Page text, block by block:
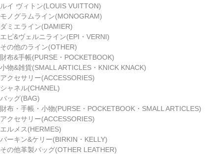
ルイ ヴィトン(LOUIS VUITTON)
モノグラムライン(MONOGRAM)
ダミエライン(DAMIER)
エピ&ヴェルニライン(EPI・VERNI)
その他のライン(OTHER)
財布&手帳(PURSE・POCKETBOOK)
小物&雑貨(SMALL ARTICLES・KNICK KNACK)
アクセサリー(ACCESSORIES)
シャネル(CHANEL)
バッグ(BAG)
財布・手帳・小物(PURSE・POCKETBOOK・SMALL ARTICLES)
アクセサリー(ACCESSORIES)
エルメス(HERMES)
バーキン&ケリー(BIRKIN・KELLY)
その他革製バッグ(OTHER LEATHER)